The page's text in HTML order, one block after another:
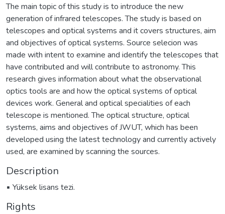
The main topic of this study is to introduce the new
generation of infrared telescopes. The study is based on
telescopes and optical systems and it covers structures, aim
and objectives of optical systems. Source selecion was
made with intent to examine and identify the telescopes that
have contributed and will contribute to astronomy. This
research gives information about what the observational
optics tools are and how the optical systems of optical
devices work. General and optical specialities of each
telescope is mentioned. The optical structure, optical
systems, aims and objectives of JWUT, which has been
developed using the latest technology and currently actively
used, are examined by scanning the sources.
Description
▪ Yüksek lisans tezi.
Rights